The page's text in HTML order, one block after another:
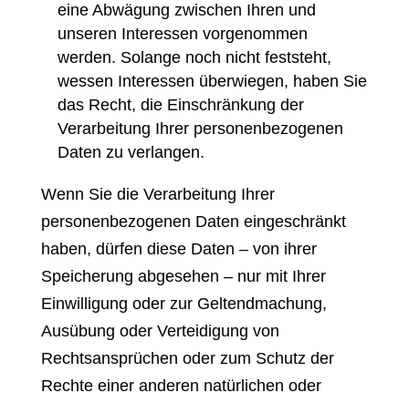
eine Abwägung zwischen Ihren und
unseren Interessen vorgenommen
werden. Solange noch nicht feststeht,
wessen Interessen überwiegen, haben Sie
das Recht, die Einschränkung der
Verarbeitung Ihrer personenbezogenen
Daten zu verlangen.
Wenn Sie die Verarbeitung Ihrer
personenbezogenen Daten eingeschränkt
haben, dürfen diese Daten – von ihrer
Speicherung abgesehen – nur mit Ihrer
Einwilligung oder zur Geltendmachung,
Ausübung oder Verteidigung von
Rechtsansprüchen oder zum Schutz der
Rechte einer anderen natürlichen oder